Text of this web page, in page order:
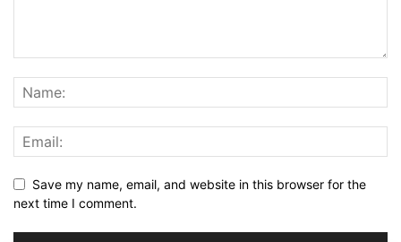
Save my name, email, and website in this browser for the
next time I comment.